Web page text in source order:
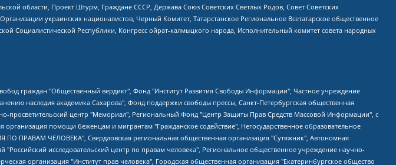
области, Проект Штурм, Граждане СССР, Держава Союз Советских Светлых Родов, Совет Советских
украинских националистов, Черный Комитет, Татарстанское Региональное Всетатарское общественное
Социалистической Республики, Конгресс ойрат-калмыцкого народа, Исполнительный комитет совета народных
Общество с ограниченной ответственностью "ЖУРНАЛИСТ-ИНОСТРАННЫЙ АГЕНТ", Арапова Галина Юрьевна, Вольтская Татьяна Анатольевна, Американская компания "Mason G.E.S. Anonymous Foundation" (США), являющаяся владельцем интернет-издания https://mnews.world/, Компания "Stichting Bellingcat", зарегистрированная в Нидерландах (дата регистрации 11.07.2018), Захаров Андрей Вячеславович, Клепиковская Екатерина Дмитриевна, Общество с ограниченной ответственностью "МЕМО", Перл Роман Александрович, Симонов Евгений Алексеевич, Соловьева Елена Анатольевна, Сотников Даниил Владимирович, Сурначева Елизавета Дмитриевна, Автономная некоммерческая организация по защите прав человека и информированию населения "Якутия – Наше Мнение", Общество с ограниченной ответственностью "Москоу диджитал медиа", с 26.01.2023 Общество с ограниченной ответственностью "Чайка Белые сады", Ветошкина Валерия Валерьевна, Заговора Максим Александрович, Межрегиональное общественное движение "Российская ЛГБТ - сеть", Оленичев Максим Владимирович, Павлов Иван Юрьевич, Скворцова Елена Сергеевна, Общество с ограниченной ответственностью "Как бы инагент", Кочетков Игорь Викторович, Общество с ограниченной ответственностью "Честные выборы", Еланчик Олег Александрович, Общество с ограниченной ответственностью "Нобелевский призыв", Гималова Регина Эмилевна, Григорьев Андрей Валерьевич, Григорьева Алина Александровна, Ассоциация по содействию защите прав призывников, альтернативнослужащих и военнослужащих "Правозащитная группа "Гражданин.Армия.Право", Хисамова Регина Фаритовна, Автономная некоммерческая организация по реализации социально-правовых программ "Лилит", Дальневосточное общественное движение "Маяк", Санкт-Петербургская ЛГБТ-инициативная группа "Выход", Инициативная группа ЛГБТ+ "Реверс", Алексеев Андрей Викторович, Бекбулатова Таисия Львовна, Беляев Иван Михайлович, Владыкина Елена Сергеевна, Гельман Марат Александрович, Никульшина Вероника Юрьевна, Толоконникова Надежда Андреевна, Шендерович Виктор Анатольевич, Общество с ограниченной ответственностью "Данное сообщение", Общество с ограниченной ответственностью Издательский дом "Новая глава", Айнбиндер Александра Александровна, Московский комьюнити-центр для ЛГБТ+инициатив, Благотворительный фонд развития филантропии, Deutsche Welle (Германия, Kurt-Schumacher-Strasse 3, 53113 Bonn), Борзунова Мария Михайловна, Воробьев Виктор Викторович, Голубева Анна Львовна, Константинова Алла Михайловна, Малкова Ирина Владимировна, Мурадов Мурад Абдулгалимович, Осетинская Елизавета Николаевна, Понасенков Евгений Николаевич, Ганапольский Матвей Юрьевич, Киселев Евгений Алексеевич, Борухович Ирина Григорьевна, Дремин Иван Тимофеевич, Дубровский Дмитрий Викторович, Красноярская региональная общественная организация поддержки и развития альтернативных образовательных технологий и межкультурных коммуникаций "ИНТЕРРА", Маяковская Екатерина Алексеевна, Фейгин Марк Захарович, Филимонов Андрей Викторович, Дзугкоева Регина Николаевна, Доброхотов Роман Александрович, Дудь Юрий Александрович, Елкин Сергей Владимирович, Кругликов Кирилл Игоревич, Сабунаева Мария Леонидовна, Семенов Алексей Владимирович, Шаинян Карен Багратович, Шульман Екатерина Михайловна, Асафьев Артур Валерьевич, Вахштайн Виктор Семенович, Венедиктов Алексей Алексеевич, Лушникова Екатерина Евгеньевна, Волков Леонид Михайлович, Невзоров Александр Глебович, Пархоменко Сергей Борисович, Сироткин Ярослав Николаевич, Кара-Мурза Владимир Владимирович, Баранова Наталья Владимировна, Гозман Леонид Яковлевич, Кагарлицкий Борис Юльевич, Климарев Михаил Валерьевич, Милов Владимир Станиславович, Автономная некоммерческая организация Краснодарский центр современного искусства "Типография", Моргенштерн Алишер Тагирович, Соболь Любовь Эдуардовна, Общество с ограниченной ответственностью "ЛИЗА НОРМ", Каспаров Гарри Кимович, Ходорковский Михаил Борисович, Общество с ограниченной ответственностью "Апрельские тезисы", Данилович Ирина Брониславовна, Кашин Олег Владимирович, Петров Николай Владимирович, Пивоваров Алексей Владимирович, Соколов Михаил Владимирович, Цветкова Юлия Владимировна, Чичваркин Евгений Александрович, Комитет против пыток/Команда против пыток, Общество с ограниченной ответственностью "Первый научный", Общество с ограниченной ответственностью "Вертолет и ко", Белоцерковская Вероника Борисовна, Кац Максим Евгеньевич, Лазарева Татьяна Юрьевна, Шаведдинов Руслан Табризович, Яшин Илья Валерьевич, Общество с ограниченной ответственностью "Иноагент ААВ", Алешковский Дмитрий Петрович, Альбац Евгения Марковна, Быков Дмитрий Львович, Галямина Юлия Евгеньевна, Лойко Сергей Леонидович, Мартынов Кирилл Константинович, Медведев Сергей Александрович, Крашенинников Федор Геннадиевич, Гордеева Катерина Вл